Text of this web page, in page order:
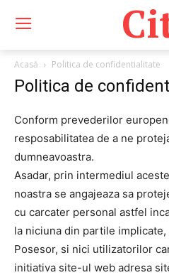
Acasă Politica de confidentialitate
Politica de
Conform prevederilor
resposabilitatea de a ne
dumneavoastra.
Asadar, prin intermediul
noastra se angajeaza sa
cu carcater personal astfel
la niciuna din partile
Posesor, si nici utilizatorilor
initiativa site-ul web adresa